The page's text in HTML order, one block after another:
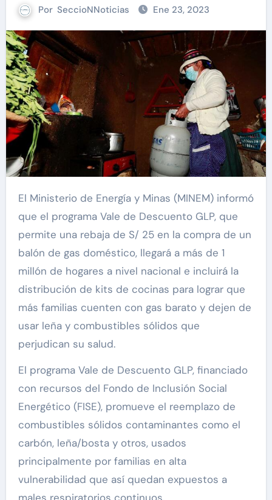
Por SeccioNNoticias Ene 23, 2023
El Ministerio de Energía y Minas (MINEM) informó
que el programa Vale de Descuento GLP, que
permite una rebaja de S/ 25 en la compra de un
balón de gas doméstico, llegará a más de 1
millón de hogares a nivel nacional e incluirá la
distribución de kits de cocinas para lograr que
más familias cuenten con gas barato y dejen de
usar leña y combustibles sólidos que
perjudican su salud.
El programa Vale de Descuento GLP, financiado
con recursos del Fondo de Inclusión Social
Energético (FISE), promueve el reemplazo de
combustibles sólidos contaminantes como el
carbón, leña/bosta y otros, usados
principalmente por familias en alta
vulnerabilidad que así quedan expuestos a